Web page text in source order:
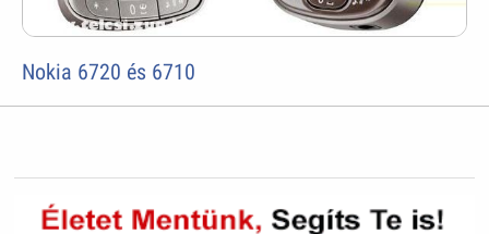
Nokia 6720 és 6710